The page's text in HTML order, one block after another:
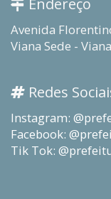
Endereço
Avenida
Viana Sede -
Redes
Instagram:
Facebook:
Tik Tok: